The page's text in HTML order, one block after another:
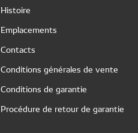
Histoire
Emplacements
Contacts
Conditions générales de vente
Conditions de garantie
Procédure de retour de garantie